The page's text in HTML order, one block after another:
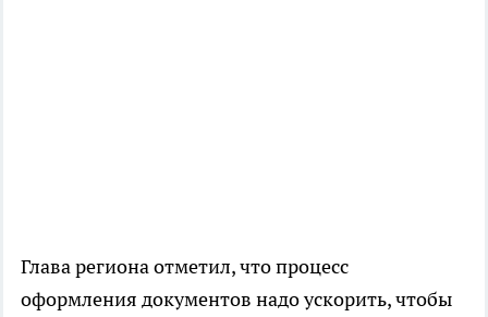
Глава региона отметил, что процесс
оформления документов надо ускорить, чтобы